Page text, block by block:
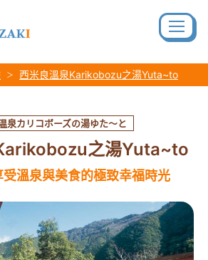
西米良溫泉Karikobozu之湯Yuta~to
泉カリコボーズの湯ゆた～と
之湯Yuta~to
溫泉與美食的極致幸福時光